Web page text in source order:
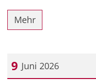
Mehr
9 Juni 2026